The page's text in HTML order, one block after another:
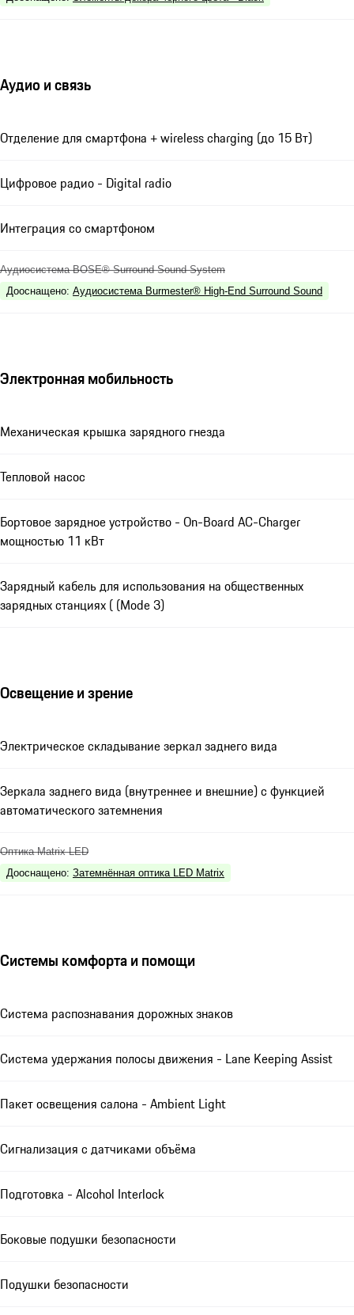
Аудио и связь
Отделение для смартфона + wireless charging (до 15 Вт)
Цифровое радио - Digital radio
Интеграция со смартфоном
Аудиосистема BOSE® Surround Sound System
Дооснащено: Аудиосистема Burmester® High-End Surround Sound
Электронная мобильность
Механическая крышка зарядного гнезда
Тепловой насос
Бортовое зарядное устройство - On-Board AC-Charger
мощностью 11 кВт
Зарядный кабель для использования на общественных
зарядных станциях ( (Mode 3)
Освещение и зрение
Электрическое складывание зеркал заднего вида
Зеркала заднего вида (внутреннее и внешние) с функцией
автоматического затемнения
Оптика Matrix LED
Дооснащено: Затемнённая оптика LED Matrix
Системы комфорта и помощи
Система распознавания дорожных знаков
Система удержания полосы движения - Lane Keeping Assist
Пакет освещения салона - Ambient Light
Сигнализация с датчиками объёма
Подготовка - Alcohol Interlock
Боковые подушки безопасности
Подушки безопасности